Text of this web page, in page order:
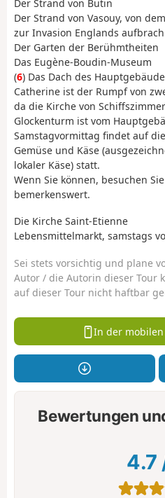
Der Strand von Butin
Der Strand von Vasouy, von
zur Invasion Englands
Der Garten der Berühmtheiten
Das Eugène-Boudin-Museum
(6) Das Dach des
Catherine ist der Rumpf von
da die Kirche von
Glockenturm ist vom
Samstagvormittag findet auf
Gemüse und Käse
lokaler Käse) statt.
Wenn Sie können, besuchen
bemerkenswert.
Die Kirche Saint-Etienne
Lebensmittelmarkt, samstags
Sei stets vorsichtig und plane
Autor / die Autorin dieser Tour
auf dieser Tour nicht haftbar
In der
Bewertungen
4.7